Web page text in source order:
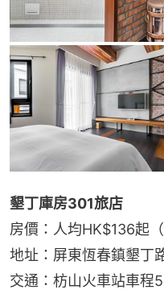
墾丁庫房301旅店
房價：人均HK$136起（
地址：屏東恆春鎮墾丁
交通：枋山火車站車程